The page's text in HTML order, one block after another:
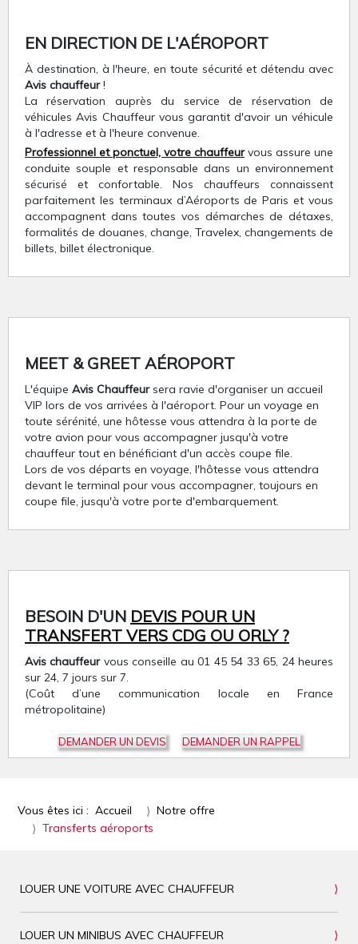
EN DIRECTION DE L'AÉROPORT
À destination, à l'heure, en toute sécurité et détendu avec
Avis chauffeur!
La réservation auprès du service de réservation de
véhicules Avis Chauffeur vous garantit d'avoir un véhicule
à l'adresse et à l'heure convenue.
Professionnel et ponctuel, votre chauffeurvous assure une
conduite souple et responsable dans un environnement
sécurisé et confortable. Nos chauffeurs connaissent
parfaitement les terminaux d’Aéroports de Paris et vous
accompagnent dans toutes vos démarches de détaxes,
formalités de douanes, change, Travelex, changements de
billets, billet électronique.
MEET & GREET AÉROPORT
L'équipe Avis Chauffeursera ravie d'organiser un accueil
VIP lors de vos arrivées à l'aéroport. Pour un voyage en
toute sérénité, une hôtesse vous attendra à la porte de
votre avion pour vous accompagner jusqu'à votre
chauffeur tout en bénéficiant d'un accès coupe file.
Lors de vos départs en voyage, l'hôtesse vous attendra
devant le terminal pour vous accompagner, toujours en
coupe file, jusqu'à votre porte d'embarquement.
BESOIN D'UN DEVIS POUR UN
TRANSFERT VERS CDG OU ORLY ?
Avis chauffeurvous conseille au 01 45 54 33 65, 24 heures
sur 24, 7 jours sur 7.
(Coût d’une communication locale en France
métropolitaine)
DEMANDER UN DEVIS DEMANDER UN RAPPEL
Vous êtes ici : Accueil
Notre offre
Transferts aéroports
LOUER UNE VOITURE AVEC CHAUFFEUR
LOUER UN MINIBUS AVEC CHAUFFEUR